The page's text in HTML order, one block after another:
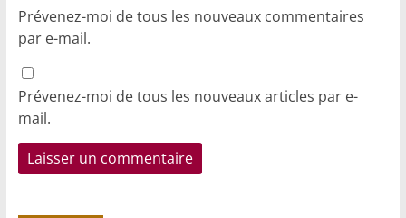
Prévenez-moi de tous les nouveaux commentaires
par e-mail.
Prévenez-moi de tous les nouveaux articles par e-
mail.